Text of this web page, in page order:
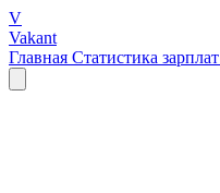
V
Vakant
Главная Статистика зарплат